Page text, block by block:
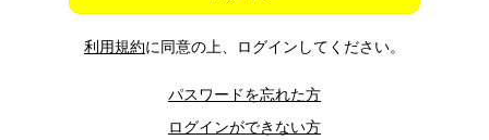
利用規約に同意の上、ログインしてください。
パスワードを忘れた方
ログインができない方